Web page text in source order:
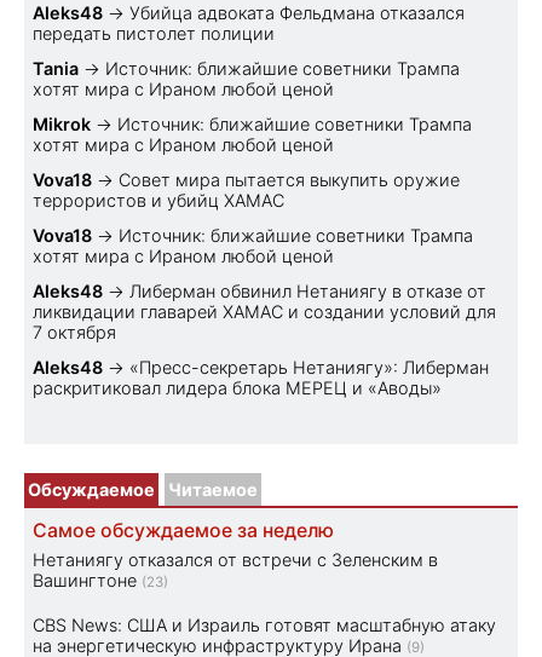
Aleks48 → Убийца адвоката Фельдмана отказался
передать пистолет полиции
Tania → Источник: ближайшие советники Трампа
хотят мира с Ираном любой ценой
Mikrok → Источник: ближайшие советники Трампа
хотят мира с Ираном любой ценой
Vova18 → Совет мира пытается выкупить оружие
террористов и убийц ХАМАС
Vova18 → Источник: ближайшие советники Трампа
хотят мира с Ираном любой ценой
Aleks48 → Либерман обвинил Нетаниягу в отказе от
ликвидации главарей ХАМАС и создании условий для
7 октября
Aleks48 → «Пресс-секретарь Нетаниягу»: Либерман
раскритиковал лидера блока МЕРЕЦ и «Аводы»
Обсуждаемое Читаемое
Самое обсуждаемое за неделю
Нетаниягу отказался от встречи с Зеленским в
Вашингтоне (23)
CBS News: США и Израиль готовят масштабную атаку
на энергетическую инфраструктуру Ирана (9)